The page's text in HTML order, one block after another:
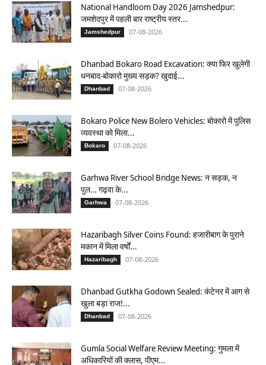
National Handloom Day 2026 Jamshedpur:
जमशेदपुर में पहली बार राष्ट्रीय स्तर...
Jamshedpur 07-08-2026
Dhanbad Bokaro Road Excavation: क्या फिर खुलेगी
धनबाद-बोकारो मुख्य सड़क? खुदाई...
Dhanbad 07-08-2026
Bokaro Police New Bolero Vehicles: बोकारो में पुलिस
व्यवस्था को मिला...
Bokaro 07-08-2026
Garhwa River School Bridge News: न सड़क, न
पुल… गढ़वा के...
Garhwa 07-08-2026
Hazaribagh Silver Coins Found: हजारीबाग के पुराने
मकान में मिला वर्षों...
Hazaribagh 07-08-2026
Dhanbad Gutkha Godown Sealed: कंटेनर में आग से
खुला बड़ा राज!...
Dhanbad 07-08-2026
Gumla Social Welfare Review Meeting: गुमला में
अधिकारियों की क्लास, पीएम...